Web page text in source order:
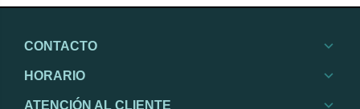
CONTACTO
HORARIO
ATENCIÓN AL CLIENTE